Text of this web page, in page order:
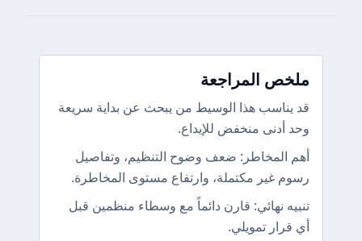
ملخص المراجعة
قد يناسب هذا الوسيط من يبحث عن بداية سريعة
وحد أدنى منخفض للإيداع.
أهم المخاطر: ضعف وضوح التنظيم، وتفاصيل
رسوم غير مكتملة، وارتفاع مستوى المخاطرة.
تنبيه نهائي: قارن دائماً مع وسطاء منظمين قبل
أي قرار تمويلي.